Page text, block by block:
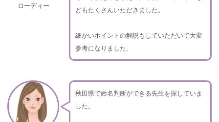
ローディー
どもたくさんいただきました。
細かいポイントの解説もしていただいて大変
参考になりました。
秋田県で姓名判断ができる先生を探していま
した。